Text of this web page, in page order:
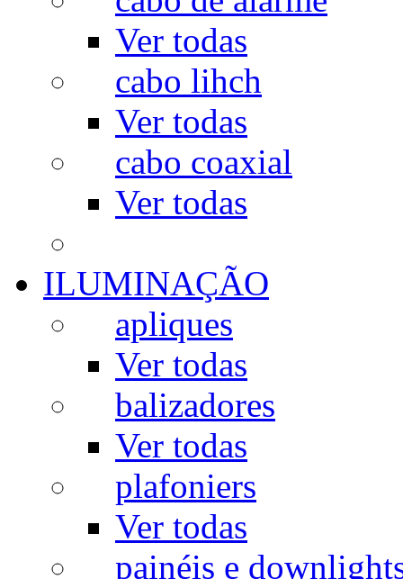
Ver todas
cabo lihch
Ver todas
cabo coaxial
Ver todas
ILUMINAÇÃO
apliques
Ver todas
balizadores
Ver todas
plafoniers
Ver todas
painéis e